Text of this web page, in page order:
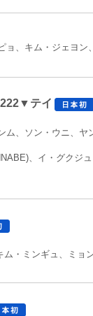
ョ、キム・ジェヨ
テイ
ム、ソン・ウニ、
、イ・グクジュ
ム・ミンギュ、ミョ